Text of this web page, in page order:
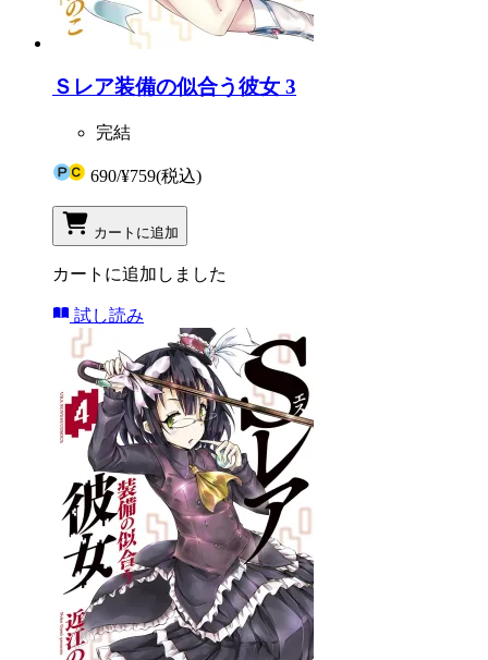
Ｓレア装備の似合う彼女 3
完結
690/¥759(税込)
カートに追加
カートに追加しました
試し読み